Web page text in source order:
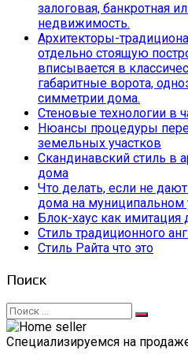
залоговая, банкротная
недвижимость.
Архитекторы-
отдельно стоящую
вписывается в
габаритные ворота,
симметрии дома.
Стеновые технологии в
Нюансы процедуры
земельных участков
Скандинавский стиль в
дома
Что делать, если не
дома на муниципальном
Блок-хаус как
Стиль традиционного
Стиль Райта что это
Поиск
Искать:
Специализируемся на